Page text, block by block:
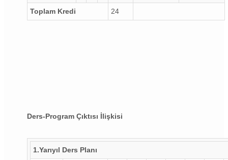
Toplam Kredi 24
Ders-Program Çıktısı İlişkisi
1.Yarıyıl Ders Planı